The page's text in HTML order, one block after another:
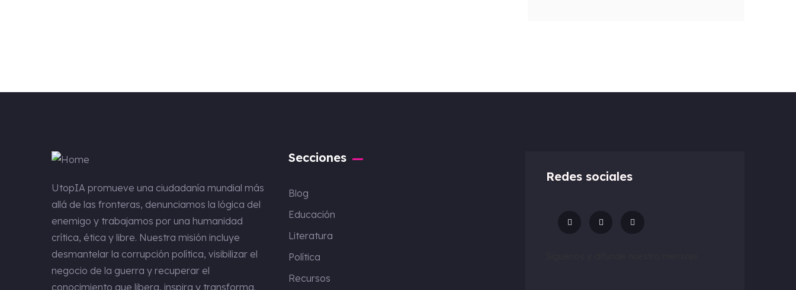
UtopIA promueve una ciudadanía mundial más
allá de las fronteras, denunciamos la lógica del
enemigo y trabajamos por una humanidad
crítica, ética y libre. Nuestra misión incluye
desmantelar la corrupción política, visibilizar el
negocio de la guerra y recuperar el
conocimiento que libera, inspira y transforma.
Secciones
Blog
Educación
Literatura
Política
Recursos
Redes sociales